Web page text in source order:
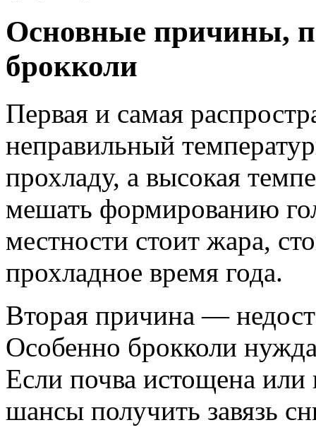
Основные причины,
брокколи
Первая и самая
неправильный
прохладу, а высокая
мешать формированию
местности стоит жара,
прохладное время года.
Вторая причина —
Особенно брокколи
Если почва истощена
шансы получить завязь